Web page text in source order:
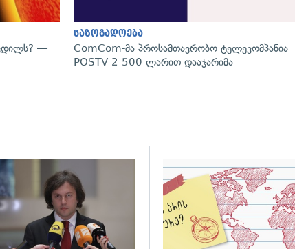
—
საზოგადოება
ComCom-მა პროსამთავრობო ტელეკომპანია
POSTV 2 500 ლარით დააჯარიმა
გადახედვა